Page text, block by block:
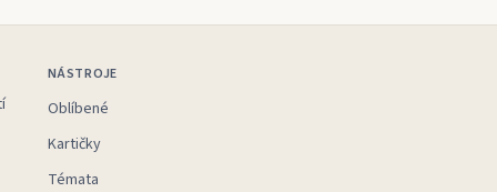
NÁSTROJE
Oblíbené
Kartičky
Témata